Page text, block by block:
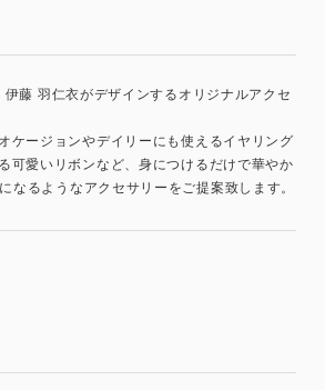
藤 羽仁衣がデザインするオリジナルアクセ
ケージョンやデイリーにも使えるイヤリング
可愛いリボンなど、身につけるだけで華やか
るようなアクセサリーをご提案致します。